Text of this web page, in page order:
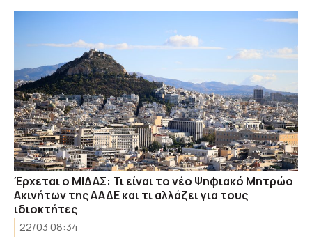
​Έρχεται ο ΜΙΔΑΣ: Τι είναι το νέο Ψηφιακό Μητρώο
Ακινήτων της ΑΑΔΕ και τι αλλάζει για τους
ιδιοκτήτες
22/03 08:34